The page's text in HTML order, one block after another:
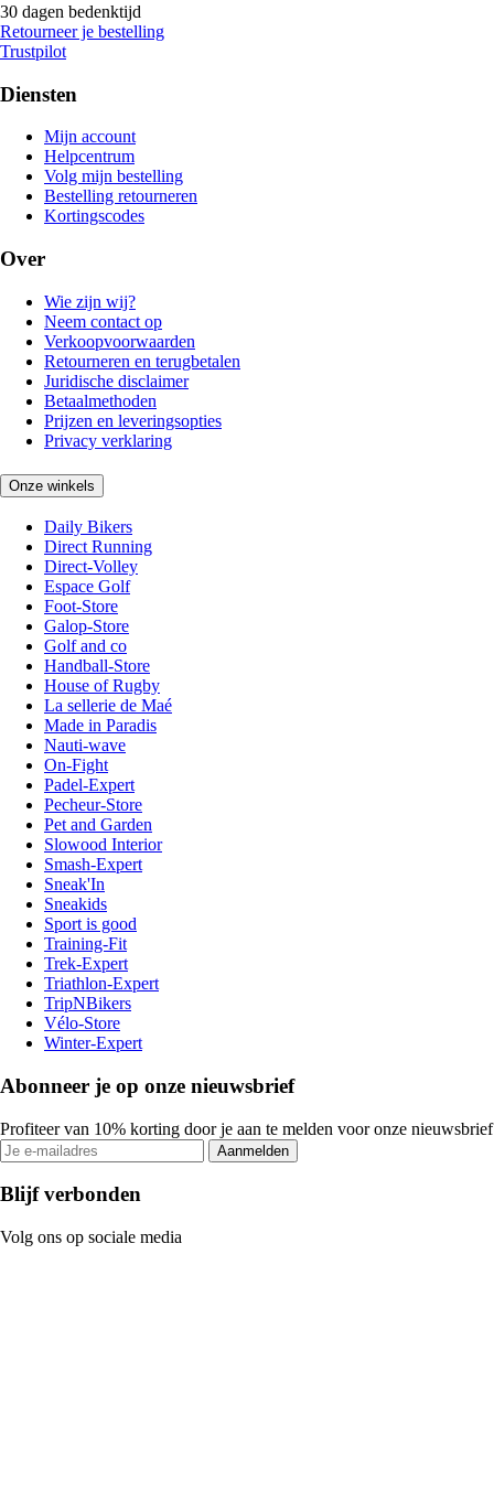
30 dagen bedenktijd
Retourneer je bestelling
Trustpilot
Diensten
Mijn account
Helpcentrum
Volg mijn bestelling
Bestelling retourneren
Kortingscodes
Over
Wie zijn wij?
Neem contact op
Verkoopvoorwaarden
Retourneren en terugbetalen
Juridische disclaimer
Betaalmethoden
Prijzen en leveringsopties
Privacy verklaring
Onze winkels
Daily Bikers
Direct Running
Direct-Volley
Espace Golf
Foot-Store
Galop-Store
Golf and co
Handball-Store
House of Rugby
La sellerie de Maé
Made in Paradis
Nauti-wave
On-Fight
Padel-Expert
Pecheur-Store
Pet and Garden
Slowood Interior
Smash-Expert
Sneak'In
Sneakids
Sport is good
Training-Fit
Trek-Expert
Triathlon-Expert
TripNBikers
Vélo-Store
Winter-Expert
Abonneer je op onze nieuwsbrief
Profiteer van 10% korting door je aan te melden voor onze nieuwsbrief
Aanmelden
Blijf verbonden
Volg ons op sociale media